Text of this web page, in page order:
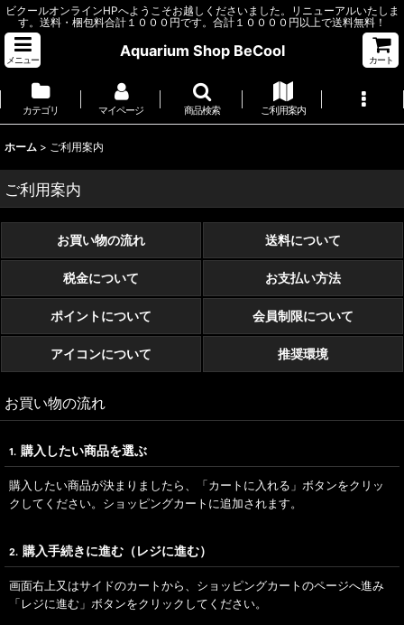
ビクールオンラインHPへようこそお越しくださいました。リニューアルいたしま
す。送料・梱包料合計１０００円です。合計１００００円以上で送料無料！
メニュー
Aquarium Shop BeCool
カート
カテゴリ マイページ 商品検索 ご利用案内
ホーム > ご利用案内
ご利用案内
お買い物の流れ 送料について
税金について お支払い方法
ポイントについて 会員制限について
アイコンについて 推奨環境
お買い物の流れ
1. 購入したい商品を選ぶ
購入したい商品が決まりましたら、「カートに入れる」ボタンをクリッ
クしてください。ショッピングカートに追加されます。
2. 購入手続きに進む（レジに進む）
画面右上又はサイドのカートから、ショッピングカートのページへ進み
「レジに進む」ボタンをクリックしてください。